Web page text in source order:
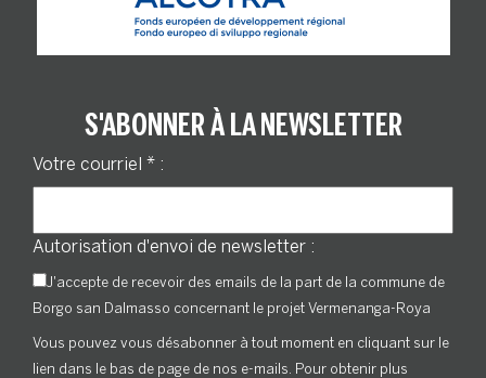
S'ABONNER À LA NEWSLETTER
Votre courriel * :
Autorisation d'envoi de newsletter :
J'accepte de recevoir des emails de la part de la commune de
Borgo san Dalmasso concernant le projet Vermenanga-Roya
Vous pouvez vous désabonner à tout moment en cliquant sur le
lien dans le bas de page de nos e-mails. Pour obtenir plus